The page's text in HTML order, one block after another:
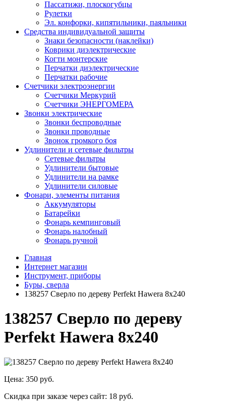
Пассатижи, плоскогубцы
Рулетки
Эл. конфорки, кипятильники, паяльники
Средства индивидуальной защиты
Знаки безопасности (наклейки)
Коврики диэлектрические
Когти монтерские
Перчатки диэлектрические
Перчатки рабочие
Счетчики электроэнергии
Счетчики Меркурий
Счетчики ЭНЕРГОМЕРА
Звонки электрические
Звонки беспроводные
Звонки проводные
Звонок громкого боя
Удлинители и сетевые фильтры
Сетевые фильтры
Удлинители бытовые
Удлинители на рамке
Удлинители силовые
Фонари, элементы питания
Аккумуляторы
Батарейки
Фонарь кемпинговый
Фонарь налобный
Фонарь ручной
Главная
Интернет магазин
Инструмент, приборы
Буры, сверла
138257 Сверло по дереву Perfekt Hawera 8x240
138257 Сверло по дереву
Perfekt Hawera 8x240
Цена: 350 руб.
Скидка при заказе через сайт: 18 руб.